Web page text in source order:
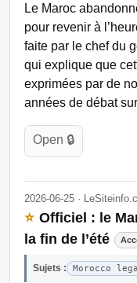
Le Maroc
pour revenir à
faite par le chef du
qui explique que
exprimées par de
années de débat
Open 🔒
2026-06-25 ·
⭐ Officiel : le
la fin de l’été
Sujets : Morocco